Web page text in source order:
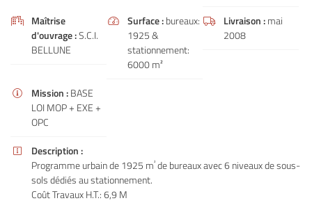
En cochant cette case, vous consentez à recevoir nos propositions commerciales à
l'adresse email indiqué ci-dessus. Vous pouvez vous désinscrire à tout moment en
utilisantle formulaire de désinscription.

Maîtrise
d'ouvrage :S.C.I.
BELLUNE
 Surface :bureaux:
1925 &
stationnement:
6000 m²
 Livraison :mai
2008
 Mission :BASE
LOI MOP + EXE +
OPC

Description :
Programme urbain de 1925 m² de bureaux avec 6 niveaux de sous-
sols dédiés au stationnement.
Coût Travaux H.T.: 6,9 M